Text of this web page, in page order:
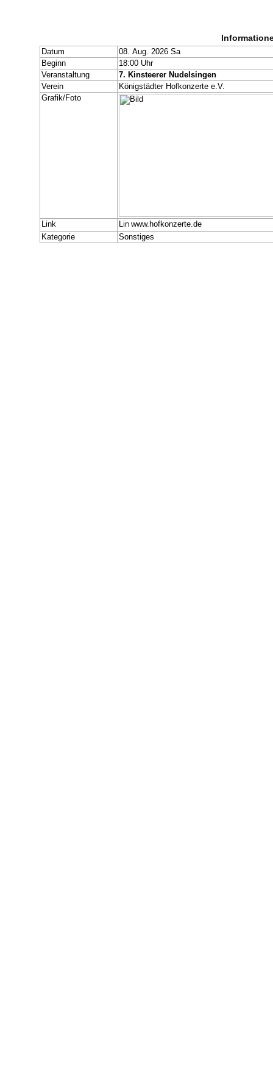
Datum
08. Aug. 2026 Sa
Beginn
18:00 Uhr
Veranstaltung
7. Kinsteerer Nudelsingen
Verein
Königstädter Hofkonzerte e.V.
Grafik/Foto
Link
www.hofkonzerte.de
Kategorie
Sonstiges